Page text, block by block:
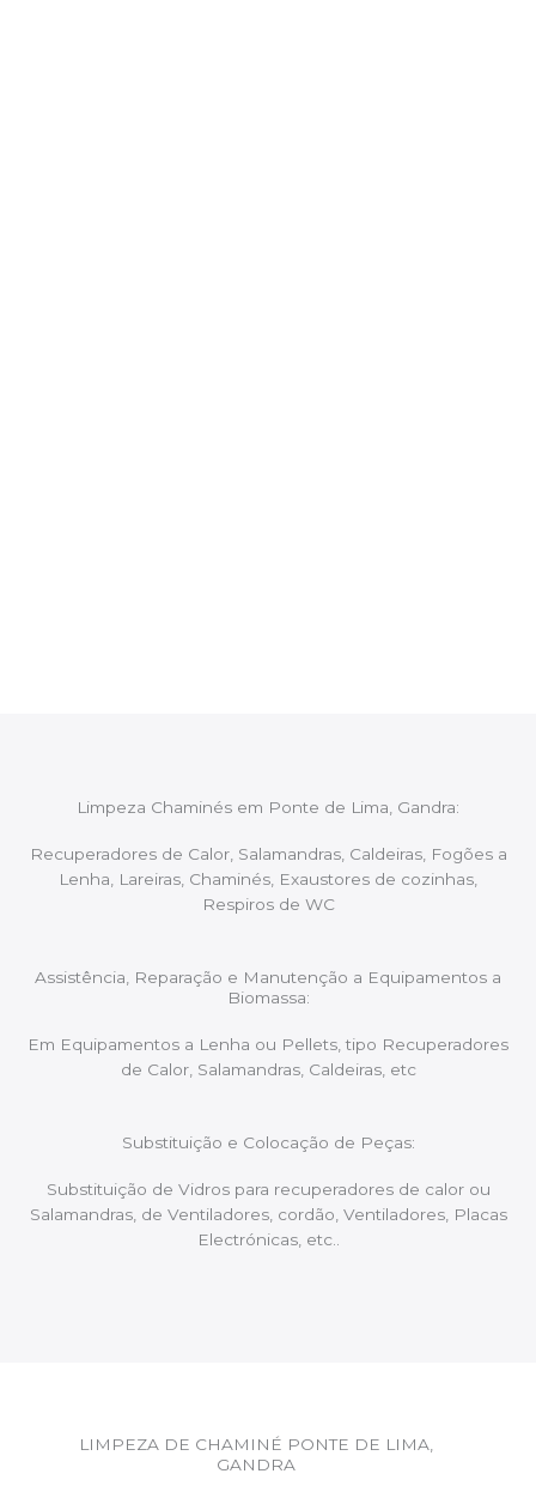
Limpeza Chaminés em Ponte de Lima, Gandra:
Recuperadores de Calor, Salamandras, Caldeiras, Fogões a
Lenha, Lareiras, Chaminés, Exaustores de cozinhas,
Respiros de WC
Assistência, Reparação e Manutenção a Equipamentos a
Biomassa:
Em Equipamentos a Lenha ou Pellets, tipo Recuperadores
de Calor, Salamandras, Caldeiras, etc
Substituição e Colocação de Peças:
Substituição de Vidros para recuperadores de calor ou
Salamandras, de Ventiladores, cordão, Ventiladores, Placas
Electrónicas, etc..
LIMPEZA DE CHAMINÉ PONTE DE LIMA,
GANDRA